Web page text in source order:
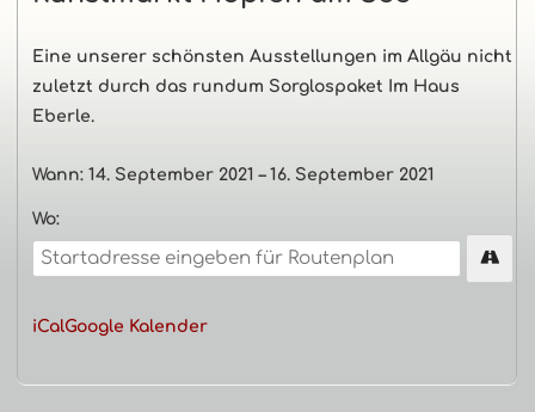
Eine unserer schönsten Ausstellungen im Allgäu nicht
zuletzt durch das rundum Sorglospaket Im Haus
Eberle.
Wann: 14. September 2021 – 16. September 2021
Wo:
iCalGoogle Kalender